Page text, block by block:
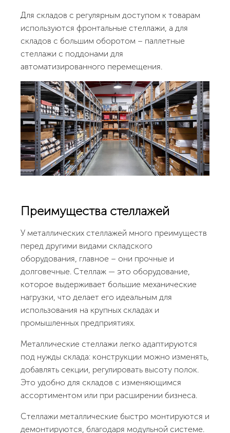
Для складов с регулярным доступом к товарам
используются фронтальные стеллажи, а для
складов с большим оборотом – паллетные
стеллажи с поддонами для
автоматизированного перемещения.
Преимущества стеллажей
У металлических стеллажей много преимуществ
перед другими видами складского
оборудования, главное – они прочные и
долговечные. Стеллаж — это оборудование,
которое выдерживает большие механические
нагрузки, что делает его идеальным для
использования на крупных складах и
промышленных предприятиях.
Металлические стеллажи легко адаптируются
под нужды склада: конструкции можно изменять,
добавлять секции, регулировать высоту полок.
Это удобно для складов с изменяющимся
ассортиментом или при расширении бизнеса.
Стеллажи металлические быстро монтируются и
демонтируются, благодаря модульной системе.